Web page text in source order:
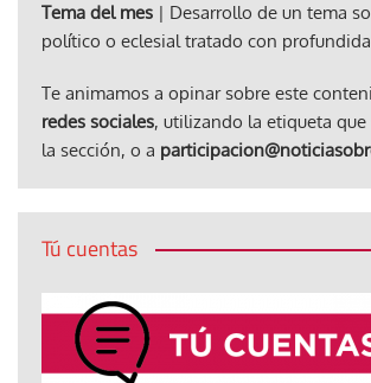
Tema del mes | Desarrollo de un tema
político o eclesial tratado con
Te animamos a opinar sobre este
redes sociales, utilizando la etiqueta que
la sección, o a
Tú cuentas